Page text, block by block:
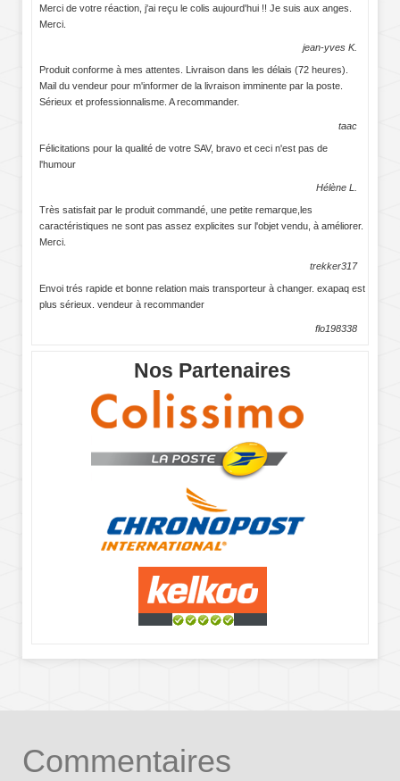
Merci de votre réaction, j'ai reçu le colis aujourd'hui !! Je suis aux anges.
Merci.
jean-yves K.
Produit conforme à mes attentes. Livraison dans les délais (72 heures).
Mail du vendeur pour m'informer de la livraison imminente par la poste.
Sérieux et professionnalisme. A recommander.
taac
Félicitations pour la qualité de votre SAV, bravo et ceci n'est pas de
l'humour
Hélène L.
Très satisfait par le produit commandé, une petite remarque,les
caractéristiques ne sont pas assez explicites sur l'objet vendu, à améliorer.
Merci.
trekker317
Envoi trés rapide et bonne relation mais transporteur à changer. exapaq est
plus sérieux. vendeur à recommander
flo198338
Nos Partenaires
Commentaires